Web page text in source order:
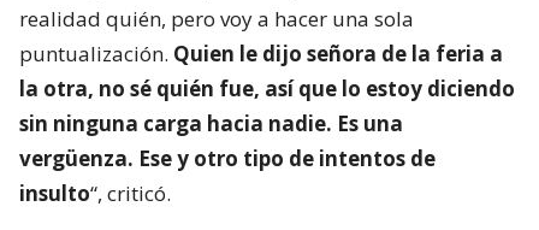
realidad quién, pero voy a hacer una sola
puntualización. Quien le dijo señora de la feria a
la otra, no sé quién fue, así que lo estoy diciendo
sin ninguna carga hacia nadie. Es una
vergüenza. Ese y otro tipo de intentos de
insulto“, criticó.